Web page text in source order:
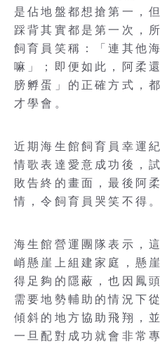
是佔地盤都想搶第一，
踩背其實都是第一次，
飼育員笑稱：「連其他
嘛」；即便如此，阿柔
膀孵蛋」的正確方式，
才學會。
近期海生館飼育員幸運
情歌表達愛意成功後，
敗告終的畫面，最後阿
情，令飼育員哭笑不得。
海生館營運團隊表示，
峭懸崖上組建家庭，懸
得足夠的隱蔽，也因鳳
需要地勢輔助的情況下
傾斜的地方協助飛翔，
一旦配對成功就會非常